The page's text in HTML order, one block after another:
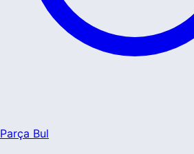
Parça Bul